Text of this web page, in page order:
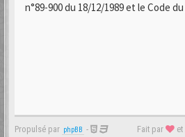
n°89-900 du 18/12/1989 et le Code
Propulsé par phpBB - Fait par et